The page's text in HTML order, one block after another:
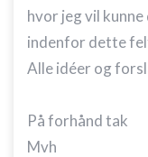
hvor jeg vil
indenfor dette
Alle idéer og
På forhånd tak
Mvh